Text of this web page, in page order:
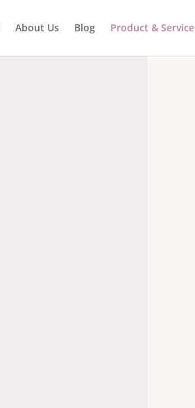
About Us Blog Product & Service